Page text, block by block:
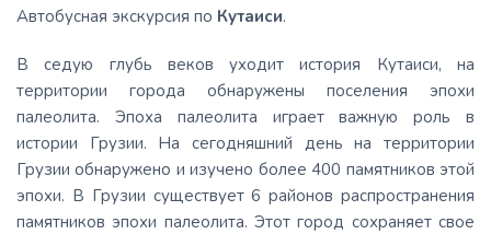
Автобусная экскурсия по Кутаиси.
В седую глубь веков уходит история Кутаиси, на
территории города обнаружены поселения эпохи
палеолита. Эпоха палеолита играет важную роль в
истории Грузии. На сегодняшний день на территории
Грузии обнаружено и изучено более 400 памятников этой
эпохи. В Грузии существует 6 районов распространения
памятников эпохи палеолита. Этот город сохраняет свое